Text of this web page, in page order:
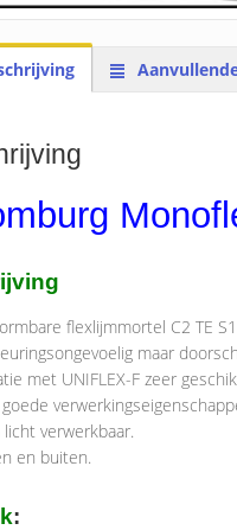
flexlijmmortel C2 TE
maar
met UNIFLEX-F zeer
verwerkbaar.
en buiten.
: